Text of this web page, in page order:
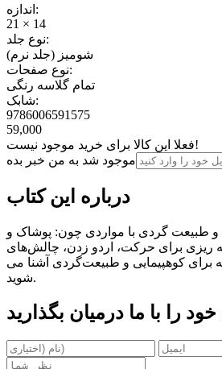
اندازه:
21 × 14
نوع جلد:
شومیز (جلد نرم)
نوع صفحات:
تمام گلاسه رنگی
شابک:
9786006591575
59,000
فعلا این کالا برای خرید موجود نیست!
موجود شد به من خبر بده
درباره این کتاب
و طبیعت گردی با مواردی چون: پوشاک و
ریزی برای حرکت، اردو زدن، چالش‌های
برای کوهپیمایی و طبیعت‌گردی آشنا می
شوید.